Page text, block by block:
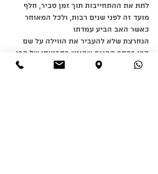
לתת את ההתחייבות תוך זמן סביר, חלף
מועד זה לפני שנים רבות, ולכל המאוחר
כאשר האב הביע עמדתו
הנחרצת שלא להעביר את הווילה על שם
הבן בכתב ההגנה שהגיש בתביעתו של הבן
)בשנת 1987(.